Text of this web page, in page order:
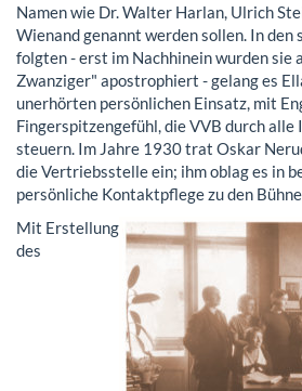
Namen wie Dr. Walter Harlan, Ulrich
Wienand genannt werden sollen. In den
folgten - erst im Nachhinein wurden sie
Zwanziger" apostrophiert - gelang es
unerhörten persönlichen Einsatz, mit
Fingerspitzengefühl, die VVB durch
steuern. Im Jahre 1930 trat Oskar
die Vertriebsstelle ein; ihm oblag es in
persönliche Kontaktpflege zu den
Mit Erstellung
des